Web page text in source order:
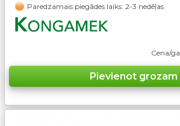
Paredzamais piegādes laiks: 2-3 nedēļas
Cena/